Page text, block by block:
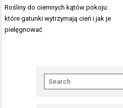
Nawigacja
wpisu
Rośliny do ciemnych kątów pokoju:
które gatunki wytrzymają cień i jak je
pielęgnować